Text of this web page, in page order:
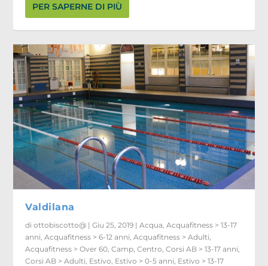
PER SAPERNE DI PIÙ
Valdilana
diottobiscotto@ |Giu 25, 2019 |Acqua ,Acquafitness > 13-17
anni ,Acquafitness > 6-12 anni ,Acquafitness > Adulti
Acquafitness > Over 60 ,Camp ,Centro ,Corsi AB > 13-17 anni
Corsi AB > Adulti Estivo Estivo > 0-5 anni Estivo > 13-17